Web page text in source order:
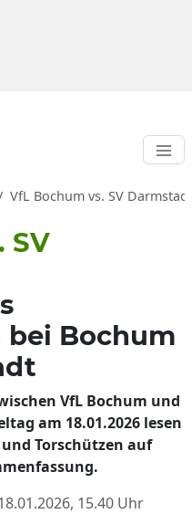
VfL Bochum vs. SV
SV
bei Bochum
VfL Bochum und
am 18.01.2026 lesen
Torschützen auf
15.40 Uhr